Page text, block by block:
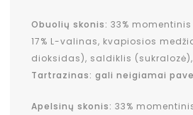
Obuolių skonis: 33%
17% L-valinas, kvapiosios
dioksidas), saldiklis
Tartrazinas: gali neigiamai
Apelsinų skonis: 33%